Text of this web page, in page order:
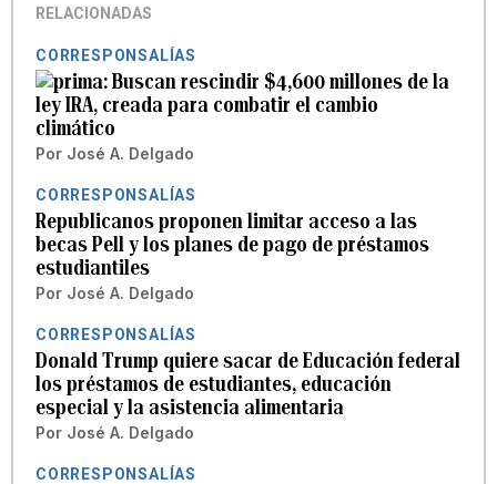
RELACIONADAS
CORRESPONSALÍAS
Buscan rescindir $4,600 millones de la
ley IRA, creada para combatir el cambio
climático
Por José A. Delgado
CORRESPONSALÍAS
Republicanos proponen limitar acceso a las
becas Pell y los planes de pago de préstamos
estudiantiles
Por José A. Delgado
CORRESPONSALÍAS
Donald Trump quiere sacar de Educación federal
los préstamos de estudiantes, educación
especial y la asistencia alimentaria
Por José A. Delgado
CORRESPONSALÍAS